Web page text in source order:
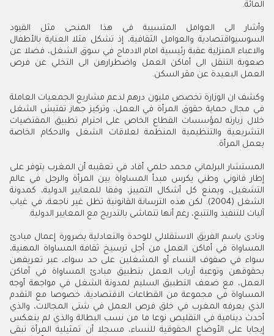
المائة.
وأشار الى العوامل المتسببة في هذا المنحى مثل القيود
السوسيواقتصادية والعوامل الثقافية، إذ تشكل مثلا العناية بالأطفال
والاعباء المنزلية عقبة رئيسية امام الادماج في سوق الشغل، فضلا عن
صعوبة التنقل الى أماكن العمل واضطرارهن الى التخلي عن فرص
العمل البعيدة عن مقر السكن.
وكشف ان الوزارة تخصص مليون درهم لدعم مشاريع الجمعيات العاملة
في مجال حماية حقوق المرأة في العمل، وتركيز جهاز تفتيش الشغل
خلال زيارته لمؤسسات القطاع الخاص على احترام تطبيق المقتضيات
التشريعية والتنظيمية المنظمة لعلاقات الشغل والاحكام الخاصة
بعمل المرأة.
المستشار البرلماني محمد حلمي أفاد في تعقيبه أن المغرب يتوفر على
إطار قانوني وطني يكرس مبدأ المساواة بين المرأة والرجل في عالم
التشغيل، ويمنع كل أشكال التمييز، وفقا للمعايير الدولية، كمدونة
الشغل (2004). لكن هذه الترسانة القانونية تظل غير ناجعة، في غياب
آليات للتنفيذ والتتبع، رغم أنها تتماشى بالتدريج مع المعايير الدولية.
ونادى باسم الفريق الاستقلالي للوحدة والتعادلية بضرورة إعمال مبادئ
المساواة في أماكن العمل من أجل ترسيخ ثقافة المساواة المهنية،
سواء في صفوف النساء أو المشغلين على حد سواء، عبر تعريفهن
بحقوقهن وتوعية أرباب العمل بتطبيق مبادئ المساواة في أماكن
العمل، مع ضعف التطبيق السليم لمدونة الشغل في مواجهة أوجه
المساواة في مجموعة من القطاعات الاقتصادية، خصوصا مع التقدم
الذي يعرفه المغرب في خلق فرص العمل في شتى المجالات، والذي
أحدث دينامية في التقليص نوعا ما من نسب البطالة والذي لم ينعكس
إيجابا على الأوضاع الحقوقية للنساء، مسجلا أن تمثيلية المرأة تبقى